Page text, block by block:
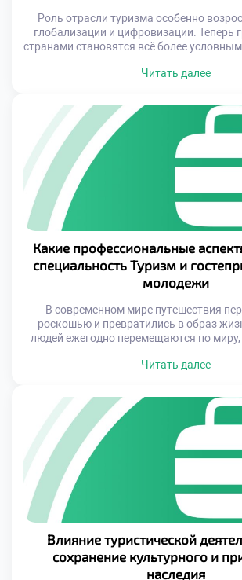
Роль отрасли туризма особенно
глобализации и цифровизации. Теперь
странами становятся всё более
индивидуального подхода. Специалисты
досуга, но и как проводники в мир
безопасности. Их работа напрямую
Читать далее
Какие профессиональные
специальность Туризм и
молодежи
В современном мире путешествия
роскошью и превратились в образ
людей ежегодно перемещаются по миру,
ресторанов, экскурсионных
профессии в сфере туризма и
всё более актуальными и
техникуме по этой специальности,
Читать далее
Влияние туристической
сохранение культурного и
наследия